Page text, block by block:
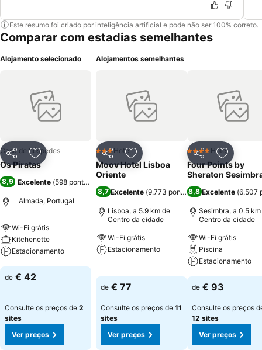
Este resumo foi criado por inteligência artificial e pode não ser 100% correto.
Comparar com estadias semelhantes
Alojamento selecionado
PartilharAdicionar aos favoritos
Casa de hóspedes
Os Piratas
8,9 Excelente (598 pontuações
Almada, Portugal
Wi-Fi grátis
Kitchenette
Estacionamento
Ver preços
de € 42
Consulte os preços de 2
sites
Ver preços
Alojamentos semelhantes
PartilharAdicionar aos favoritos
3 Estrelas
Hotel
Moov Hotel Lisboa
Oriente
8,7 Excelente (9.773 pontuações)
Lisboa, a 5.9 km de
Centro da cidade
Wi-Fi grátis
Estacionamento
de € 77
Consulte os preços de 11
sites
Ver preços
Partilhar
4 EstrelasHotel
Four Points by
Sheraton
8,8 Excelente (6.507
Sesimbra, a 0.5
Centro da cidade
Wi-Fi grátis
Piscina
Estacionamento
Ver preços
de € 93
Consulte os preços
12 sites
Ver preços